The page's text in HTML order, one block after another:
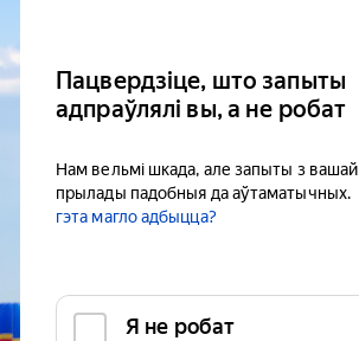
Пацвердзіце, што запыты
адпраўлялі вы, а не робат
Нам вельмі шкада, але запыты з вашай
прылады падобныя да аўтаматычных.
гэта магло адбыцца?
Я не робат